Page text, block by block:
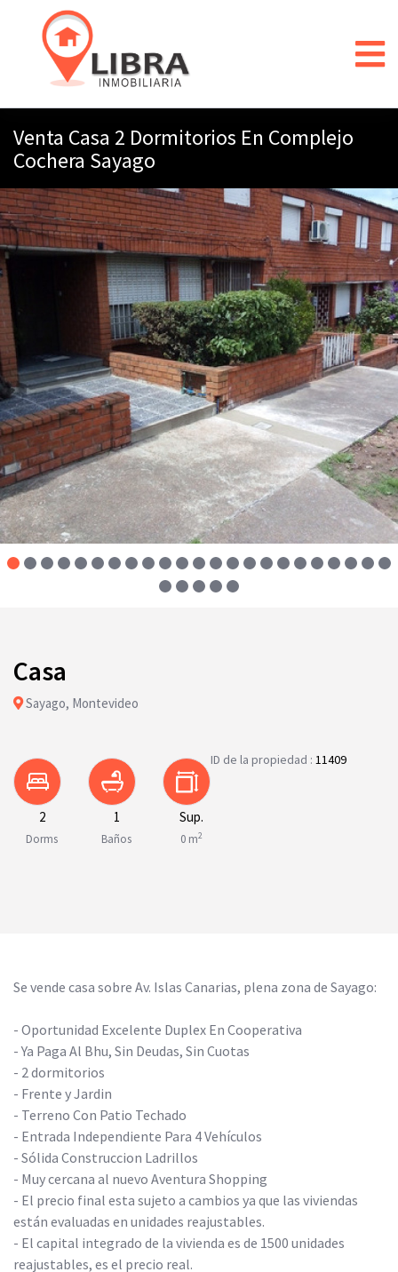
Venta Casa 2 Dormitorios En Complejo
Cochera Sayago
Casa
Sayago, Montevideo
2
Dorms
1
Baños
Sup.
0 m2
ID de la propiedad : 11409
Se vende casa sobre Av. Islas Canarias, plena zona de Sayago:
- Oportunidad Excelente Duplex En Cooperativa
- Ya Paga Al Bhu, Sin Deudas, Sin Cuotas
- 2 dormitorios
- Frente y Jardin
- Terreno Con Patio Techado
- Entrada Independiente Para 4 Vehículos
- Sólida Construccion Ladrillos
- Muy cercana al nuevo Aventura Shopping
- El precio final esta sujeto a cambios ya que las viviendas
están evaluadas en unidades reajustables.
- El capital integrado de la vivienda es de 1500 unidades
reajustables, es el precio real.